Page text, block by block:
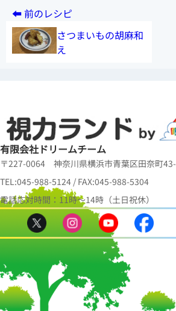
さつまいもの胡麻和
え
有限会社ドリームチーム
〒227-0064 神奈川県横浜市青葉区田奈町
TEL:045-988-5124 / FAX:045-988-5304
電話応対時間：11時～14時（土日祝休）